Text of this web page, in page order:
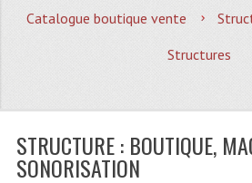
MAGASIN
Quoi De Neuf?
Plan Acces,
Catalogue boutique vente
Structures
STRUCTURE : BOUTIQUE,
SONORISATION